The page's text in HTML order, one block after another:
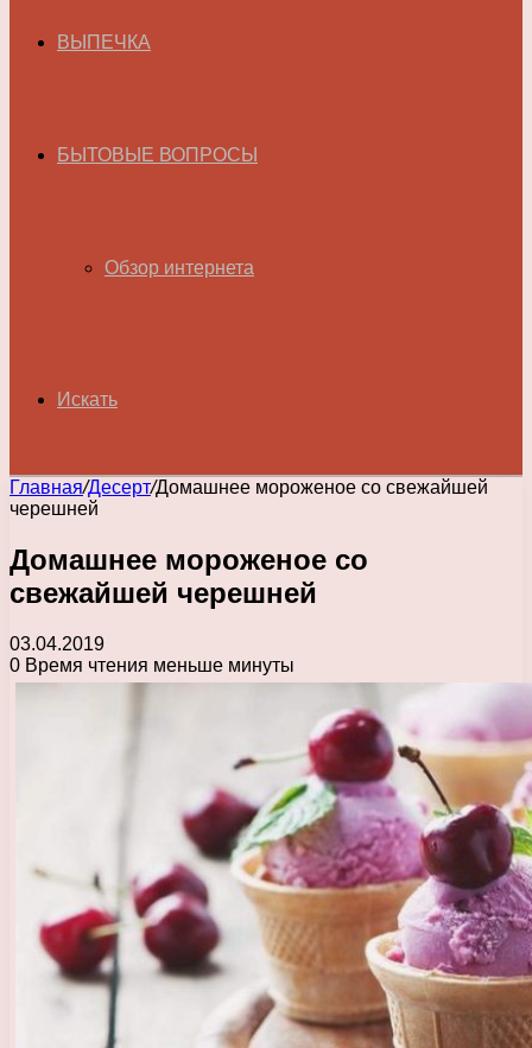
ВЫПЕЧКА
БЫТОВЫЕ ВОПРОСЫ
Обзор интернета
Искать
Главная/Десерт/Домашнее мороженое со свежайшей
черешней
Домашнее мороженое со
свежайшей черешней
03.04.2019
0 Время чтения меньше минуты